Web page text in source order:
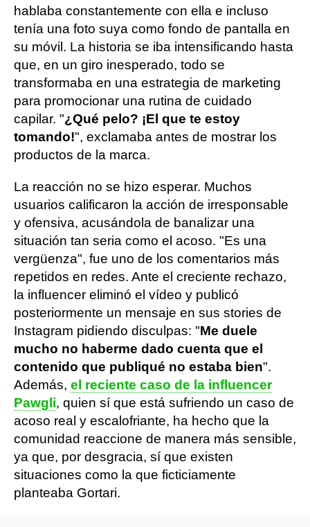
hablaba constantemente con ella e incluso
tenía una foto suya como fondo de pantalla en
su móvil. La historia se iba intensificando hasta
que, en un giro inesperado, todo se
transformaba en una estrategia de marketing
para promocionar una rutina de cuidado
capilar. "¿Qué pelo? ¡El que te estoy
tomando!", exclamaba antes de mostrar los
productos de la marca.
La reacción no se hizo esperar. Muchos
usuarios calificaron la acción de irresponsable
y ofensiva, acusándola de banalizar una
situación tan seria como el acoso. "Es una
vergüenza", fue uno de los comentarios más
repetidos en redes. Ante el creciente rechazo,
la influencer eliminó el vídeo y publicó
posteriormente un mensaje en sus stories de
Instagram pidiendo disculpas: "Me duele
mucho no haberme dado cuenta que el
contenido que publiqué no estaba bien".
Además, el reciente caso de la influencer
Pawgli, quien sí que está sufriendo un caso de
acoso real y escalofriante, ha hecho que la
comunidad reaccione de manera más sensible,
ya que, por desgracia, sí que existen
situaciones como la que ficticiamente
planteaba Gortari.